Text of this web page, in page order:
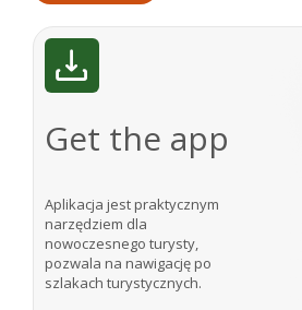
Get the app
Aplikacja jest praktycznym
narzędziem dla
nowoczesnego turysty,
pozwala na nawigację po
szlakach turystycznych.